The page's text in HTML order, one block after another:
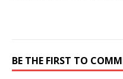
BE THE FIRST TO